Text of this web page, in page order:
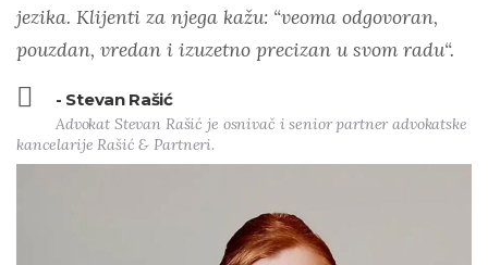
jezika. Klijenti za njega kažu: “veoma odgovoran,
pouzdan, vredan i izuzetno precizan u svom radu“.
- Stevan Rašić
Advokat Stevan Rašić je osnivač i senior partner advokatske
kancelarije Rašić & Partneri.